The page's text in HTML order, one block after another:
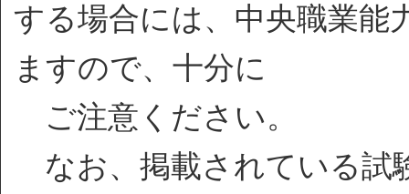
する場合には、中央職業能
ますので、十分に
ご注意ください。
なお、掲載されている試